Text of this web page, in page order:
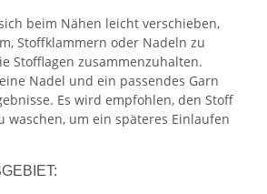
beim Nähen leicht verschieben,
Stoffklammern oder Nadeln zu
Stofflagen zusammenzuhalten.
Nadel und ein passendes Garn
Es wird empfohlen, den Stoff
waschen, um ein späteres Einlaufen